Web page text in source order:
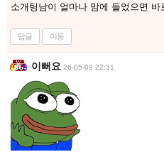
소개팅남이 얼마나 맘에 들었으면 바
답글 이동
이뻐요 26-05-09 22:31